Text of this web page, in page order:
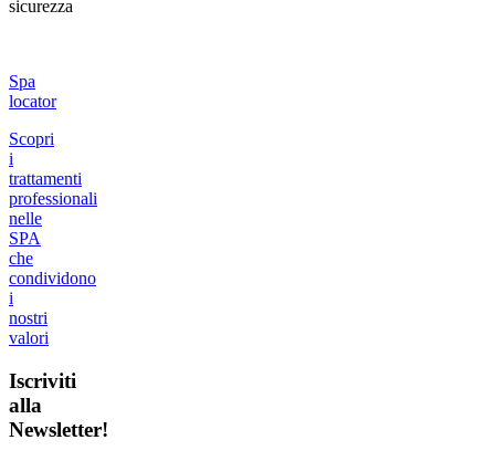
sicurezza
Spa
locator
Scopri
i
trattamenti
professionali
nelle
SPA
che
condividono
i
nostri
valori
Iscriviti
alla
Newsletter!